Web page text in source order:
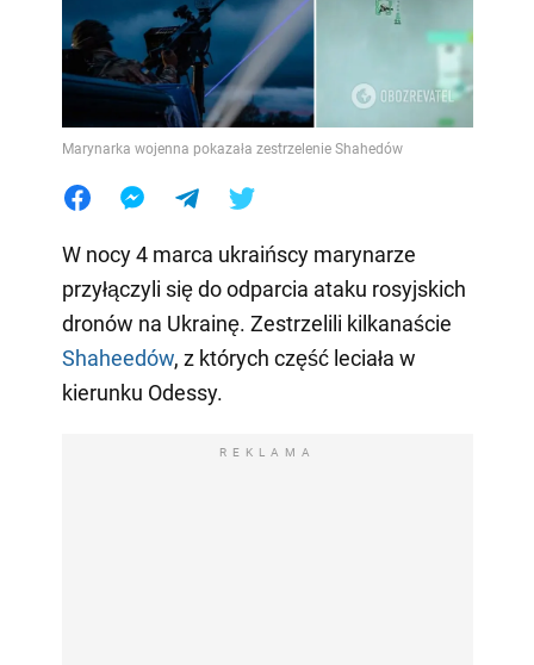
Marynarka wojenna pokazała zestrzelenie Shahedów
W nocy 4 marca ukraińscy marynarze
przyłączyli się do odparcia ataku rosyjskich
dronów na Ukrainę. Zestrzelili kilkanaście
Shaheedów, z których część leciała w
kierunku Odessy.
REKLAMA